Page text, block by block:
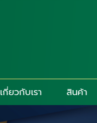
เกี่ยวกับเรา สินค้า